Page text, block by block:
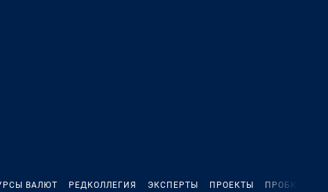
ВАЛЮТ РЕДКОЛЛЕГИЯ ЭКСПЕРТЫ ПРОЕКТЫ ПРОБКИ